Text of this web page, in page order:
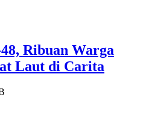
Ribuan Warga
Laut di Carita